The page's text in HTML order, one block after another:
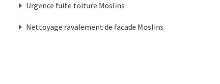
Urgence fuite toiture Moslins
Nettoyage ravalement de facade Moslins